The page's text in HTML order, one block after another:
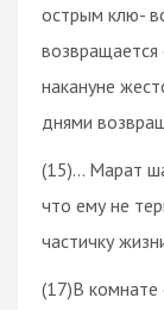
острым клю-
накануне
днями
(15)… Марат
что ему не
частичку
(17)В комнате